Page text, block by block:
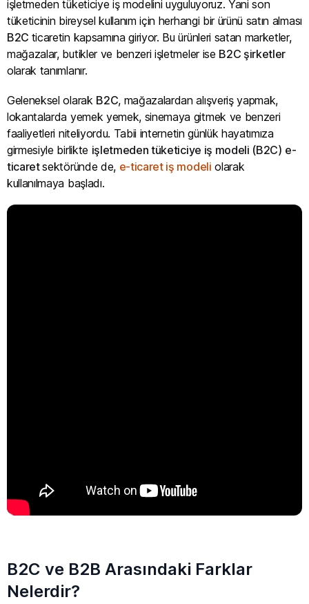
işletmeden tüketiciye iş modelini uyguluyoruz. Yani son
tüketicinin bireysel kullanım için herhangi bir ürünü satın alması
B2C ticaretin kapsamına giriyor. Bu ürünleri satan marketler,
mağazalar, butikler ve benzeri işletmeler ise B2C şirketler
olarak tanımlanır.
Geleneksel olarak B2C, mağazalardan alışveriş yapmak,
lokantalarda yemek yemek, sinemaya gitmek ve benzeri
faaliyetleri niteliyordu. Tabii internetin günlük hayatımıza
girmesiyle birlikte işletmeden tüketiciye iş modeli (B2C) e-
ticaretsektöründe de, e-ticaret iş modeli olarak
kullanılmaya başladı.
B2C ve B2B Arasındaki Farklar
Nelerdir?